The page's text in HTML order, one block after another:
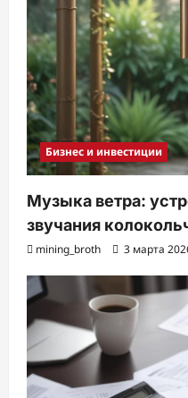
Бизнес и инвестиции
Музыка ветра:
звучания
mining_broth 3 марта